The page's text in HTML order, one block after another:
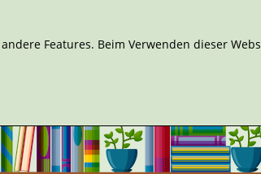
Features. Beim Verwenden dieser